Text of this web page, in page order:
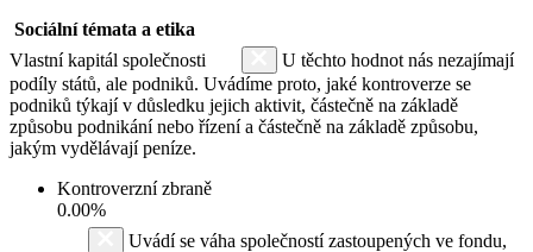
Sociální témata a etika
Vlastní kapitál společnosti
U těchto hodnot nás nezajímají
podíly států, ale podniků. Uvádíme proto, jaké kontroverze se
podniků týkají v důsledku jejich aktivit, částečně na základě
způsobu podnikání nebo řízení a částečně na základě způsobu,
jakým vydělávají peníze.
Kontroverzní zbraně
0.00%
Uvádí se váha společností zastoupených ve fondu,